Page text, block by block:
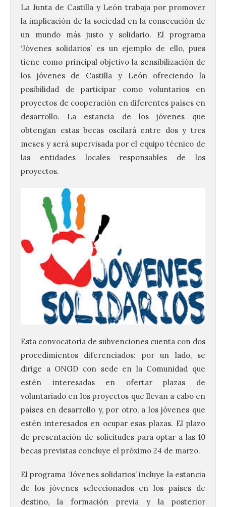
La Junta de Castilla y León trabaja por promover
la implicación de la sociedad en la consecución de
un mundo más justo y solidario. El programa
‘Jóvenes solidarios’ es un ejemplo de ello, pues
tiene como principal objetivo la sensibilización de
los jóvenes de Castilla y León ofreciendo la
posibilidad de participar como voluntarios en
proyectos de cooperación en diferentes países en
desarrollo. La estancia de los jóvenes que
obtengan estas becas oscilará entre dos y tres
meses y será supervisada por el equipo técnico de
las entidades locales responsables de los
proyectos.
Esta convocatoria de subvenciones cuenta con dos
procedimientos diferenciados: por un lado, se
dirige a ONGD con sede en la Comunidad que
estén interesadas en ofertar plazas de
voluntariado en los proyectos que llevan a cabo en
países en desarrollo y, por otro, a los jóvenes que
estén interesados en ocupar esas plazas. El plazo
de presentación de solicitudes para optar a las 10
becas previstas concluye el próximo 24 de marzo.
El programa ‘Jóvenes solidarios’ incluye la estancia
de los jóvenes seleccionados en los países de
destino, la formación previa y la posterior